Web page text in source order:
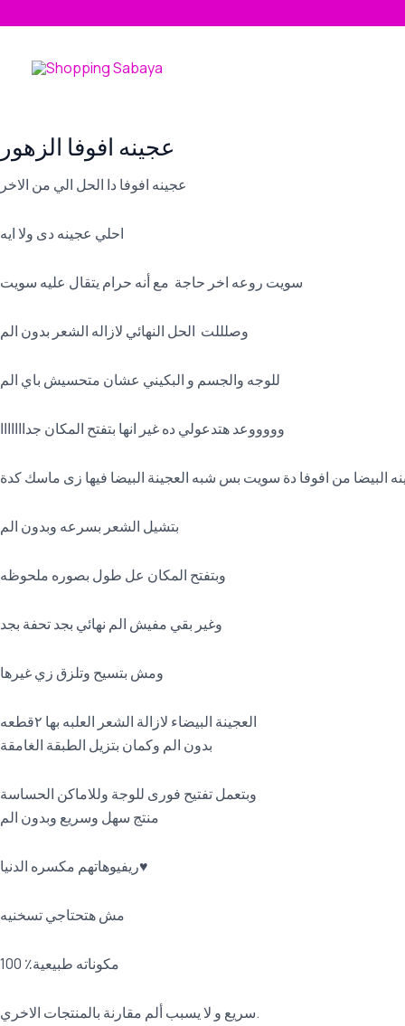
content
عجينه افوفا الزهور
عجينه افوفا دا الحل الي من الاخر
احلي عجينه دى ولا ايه
سويت روعه اخر حاجة مع أنه حرام يتقال عليه سويت
وصلللت الحل النهائي لازاله الشعر بدون الم
للوجه والجسم و البكيني عشان متحسيش باي الم
وووووعد هتدعولي ده غير انها بتفتح المكان جدااااااا
البيضا من افوفا دة سويت بس شبه العجينة البيضا فيها زى ماسك كدة
بتشيل الشعر بسرعه وبدون الم
وبتفتح المكان عل طول بصوره ملحوظه
وغير بقي مفيش الم نهائي بجد تحفة بجد
ومش بتسيح وتلزق زي غيرها
العجينة البيضاء لازالة الشعر العلبه بها ٢قطعه
بدون الم وكمان بتزيل الطبقة الغامقة
وبتعمل تفتيح فورى للوجة وللاماكن الحساسة
منتج سهل وسريع وبدون الم
ريفيوهاتهم مكسره الدنيا♥️
مش هتحتاجي تسخنيه
مكوناته طبيعية٪؜ 100
سريع و لا يسبب ألم مقارنة بالمنتجات الاخري.